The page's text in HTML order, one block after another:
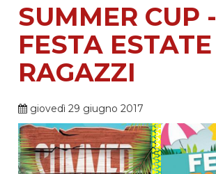
SUMMER CUP -
FESTA ESTATE
RAGAZZI
giovedì 29 giugno 2017